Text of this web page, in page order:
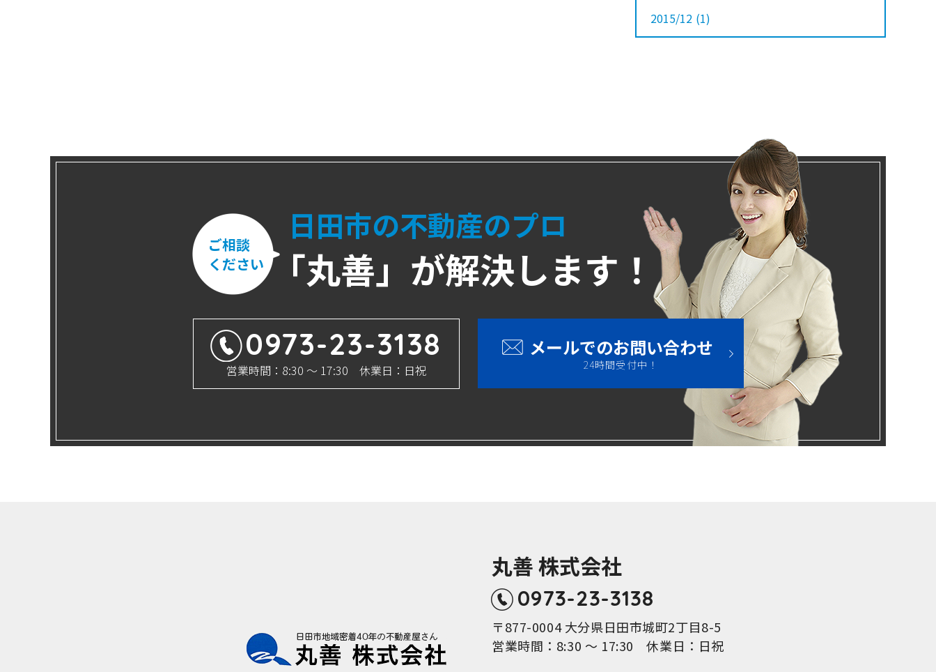
2015/12 (1)
ご相談
ください
日田市の不動産のプロ
「丸善」が解決します！
0973-23-3138
営業時間：8:30 ～ 17:30 休業日：日祝
メールでのお問い合わせ
24時間受付中！
丸善 株式会社
0973-23-3138
〒877-0004 大分県日田市城町2丁目8-5
営業時間：8:30 ～ 17:30 休業日：日祝